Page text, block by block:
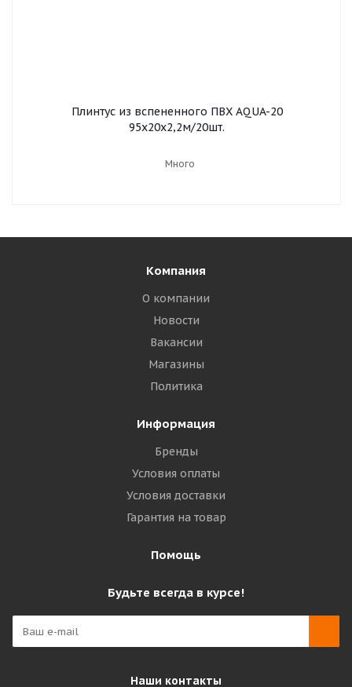
Плинтус из вспененного ПВХ AQUA-20
95х20х2,2м/20шт.
Много
Компания
О компании
Новости
Вакансии
Магазины
Политика
Информация
Бренды
Условия оплаты
Условия доставки
Гарантия на товар
Помощь
Будьте всегда в курсе!
Наши контакты